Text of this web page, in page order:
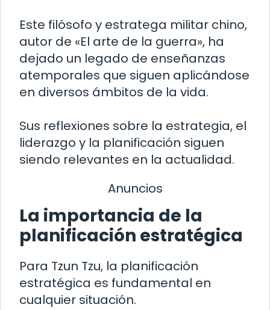
Este filósofo y estratega militar chino,
autor de «El arte de la guerra», ha
dejado un legado de enseñanzas
atemporales que siguen aplicándose
en diversos ámbitos de la vida.
Sus reflexiones sobre la estrategia, el
liderazgo y la planificación siguen
siendo relevantes en la actualidad.
Anuncios
La importancia de la
planificación estratégica
Para Tzun Tzu, la planificación
estratégica es fundamental en
cualquier situación.